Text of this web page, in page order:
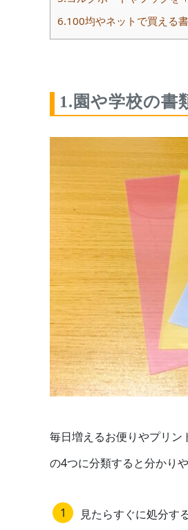
6.100均やネットで買える
1.園や学校の書
毎日増えるお便りやプリ
の4つに分類すると分かりや
見たらすぐに処分す